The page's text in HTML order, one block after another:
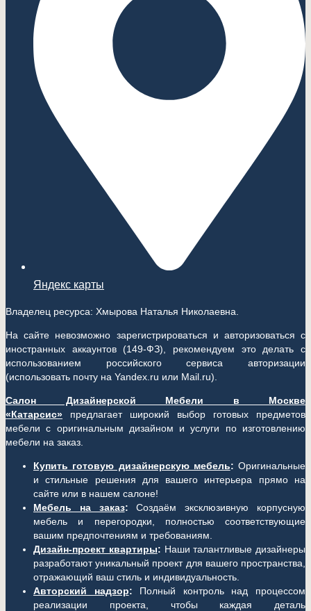
Яндекс карты
Владелец ресурса: Хмырова Наталья Николаевна.
На сайте невозможно зарегистрироваться и авторизоваться с
иностранных аккаунтов (149-ФЗ), рекомендуем это делать с
использованием российского сервиса авторизации
(использовать почту на Yandex.ru или Mail.ru).
Салон Дизайнерской Мебели в Москве
«Катарсис»
предлагает широкий выбор готовых предметов
мебели с оригинальным дизайном и услуги по изготовлению
мебели на заказ.
Купить готовую дизайнерскую мебель: Оригинальные
и стильные решения для вашего интерьера прямо на
сайте или в нашем салоне!
Мебель на заказ: Создаём эксклюзивную корпусную
мебель и перегородки, полностью соответствующие
вашим предпочтениям и требованиям.
Дизайн-проект квартиры: Наши талантливые дизайнеры
разработают уникальный проект для вашего пространства,
отражающий ваш стиль и индивидуальность.
Авторский надзор: Полный контроль над процессом
реализации проекта, чтобы каждая деталь